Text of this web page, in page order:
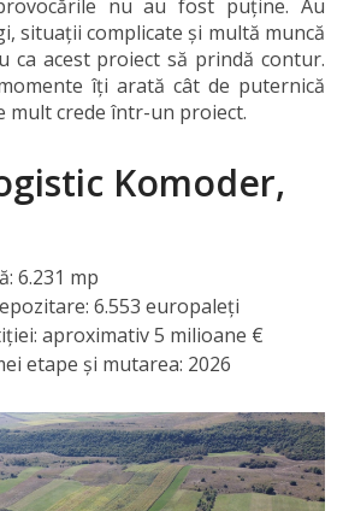
nu au fost puține. Au
situații complicate și multă muncă
ca acest proiect să prindă contur.
îți arată cât de puternică
mult crede într-un proiect.
Komoder,
6.231 mp
6.553 europaleți
aproximativ 5 milioane €
etape și mutarea: 2026